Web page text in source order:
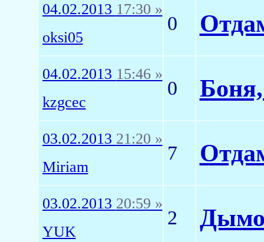
04.02.2013 17:30 »
oksi05
0
04.02.2013 15:46 »
kzgcec
0
03.02.2013 21:20 »
Miriam
7
03.02.2013 20:59 »
YUK
2